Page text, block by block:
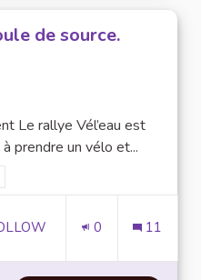
de source.
Le rallye Vél’eau est
prendre un vélo et...
scientifique sur l'eau
FOLLOWERS 0 11